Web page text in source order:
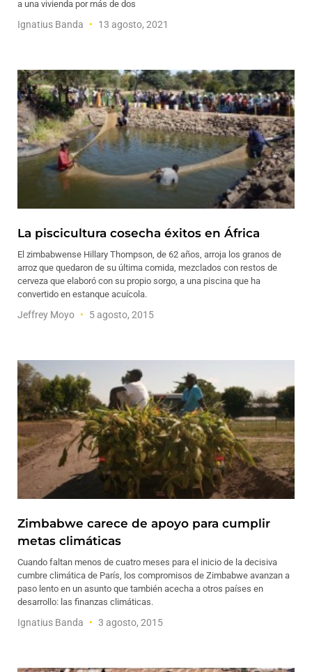
a una vivienda por más de dos
Ignatius Banda 13 agosto, 2021
La piscicultura cosecha éxitos en África
El zimbabwense Hillary Thompson, de 62 años, arroja los granos de
arroz que quedaron de su última comida, mezclados con restos de
cerveza que elaboró con su propio sorgo, a una piscina que ha
convertido en estanque acuícola.
Jeffrey Moyo 5 agosto, 2015
Zimbabwe carece de apoyo para cumplir
metas climáticas
Cuando faltan menos de cuatro meses para el inicio de la decisiva
cumbre climática de París, los compromisos de Zimbabwe avanzan a
paso lento en un asunto que también acecha a otros países en
desarrollo: las finanzas climáticas.
Ignatius Banda 3 agosto, 2015